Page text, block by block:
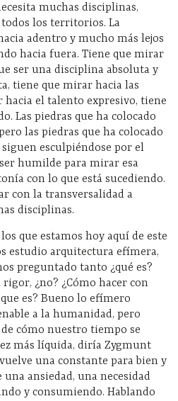
muchas disciplinas,
los territorios. La
adentro y mucho más lejos
hacia fuera. Tiene que mirar
ser una disciplina absoluta y
tiene que mirar hacia las
hacia el talento expresivo, tiene
Las piedras que ha colocado
las piedras que ha colocado
esculpiéndose por el
humilde para mirar esa
con lo que está sucediendo.
con la transversalidad a
disciplinas.
que estamos hoy aquí de este
estudio arquitectura efímera,
preguntado tanto ¿qué es?
¿no? ¿Cómo hacer con
es? Bueno lo efímero
a la humanidad, pero
cómo nuestro tiempo se
más líquida, diría Zygmunt
una constante para bien y
una ansiedad, una necesidad
y consumiendo. Hablando